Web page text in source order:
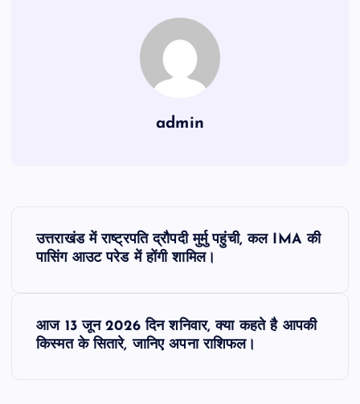
admin
उत्तराखंड में राष्ट्रपति द्रौपदी मुर्मु पहुंची, कल IMA की
पासिंग आउट परेड में होंगी शामिल।
आज 13 जून 2026 दिन शनिवार, क्या कहते है आपकी
किस्मत के सितारे, जानिए अपना राशिफल।